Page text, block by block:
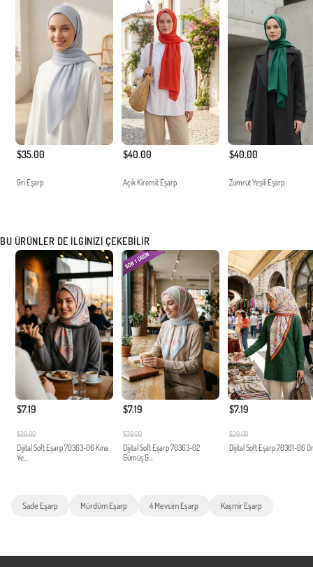
$35.00
Gri Eşarp
$40.00
Açık Kiremit Eşarp
$40.00
Zümrüt Yeşili Eşarp
BU ÜRÜNLER DE İLGINIZI ÇEKEBILIR
$7.19
$29.00
Dijital Soft Eşarp 70363-06 Kına
Ye...
$7.19
$29.00
Dijital Soft Eşarp 70363-02
Gümüş G...
$7.19
$29.00
Dijital Soft Eşarp 70361-06
Sade Eşarp Mürdüm Eşarp 4 Mevsim Eşarp Kaşmir Eşarp